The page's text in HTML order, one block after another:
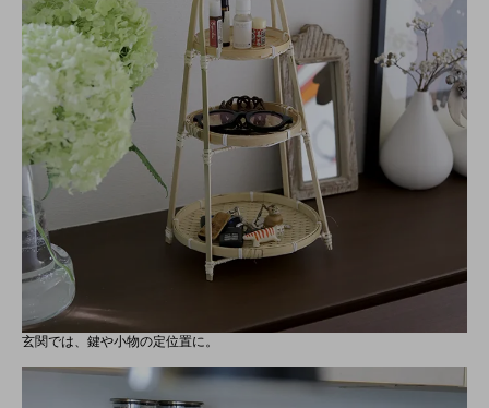
玄関では、鍵や小物の定位置に。